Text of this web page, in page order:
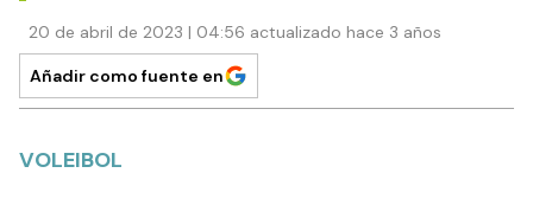
20 de abril de 2023 | 04:56 actualizado hace 3 años
Añadir como fuente en
VOLEIBOL